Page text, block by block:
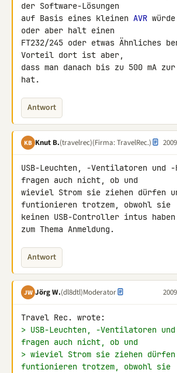
der Software-Lösungen
auf Basis eines kleinen AVR
oder aber halt einen
FT232/245 oder etwas Ähnliches
Vorteil dort ist aber,
dass man danach bis zu 500 mA
hat.
Antwort
KB Knut B.(travelrec)(Firma: TravelRec.)
USB-Leuchten, -Ventilatoren und -
fragen auch nicht, ob und
wieviel Strom sie ziehen dürfen
funtionieren trotzem, obwohl sie
keinen USB-Controller intus
zum Thema Anmeldung.
Antwort
JW Jörg W.(dl8dtl)Moderator
> USB-Leuchten, -Ventilatoren
fragen auch nicht, ob und
> wieviel Strom sie ziehen dürfen
funtionieren trotzem, obwohl sie